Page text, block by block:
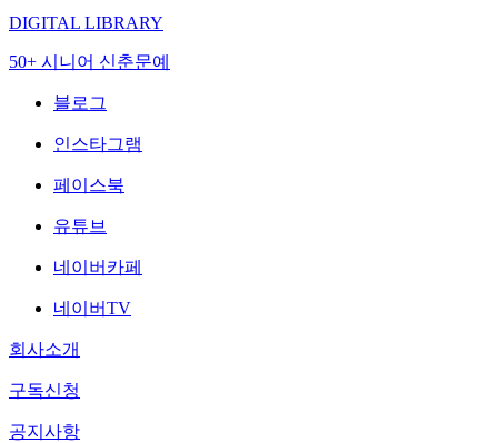
DIGITAL LIBRARY
50+ 시니어 신춘문예
블로그
인스타그램
페이스북
유튜브
네이버카페
네이버TV
회사소개
구독신청
공지사항